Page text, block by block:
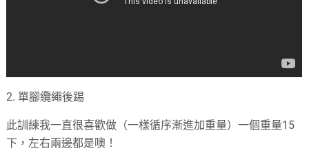
2. 單腳纜繩後踢
此訓練我一直很喜歡做（一樣循序漸進加重量）一個重量15
下，左右兩邊都是噢！